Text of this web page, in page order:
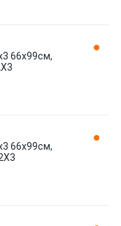
66x99см,
66x99см,